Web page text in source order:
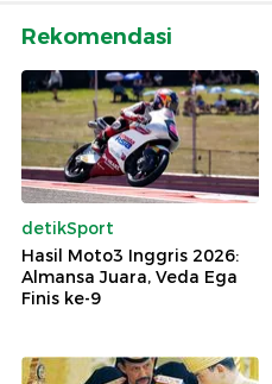
Rekomendasi
detikSport
Hasil Moto3 Inggris 2026:
Almansa Juara, Veda Ega
Finis ke-9